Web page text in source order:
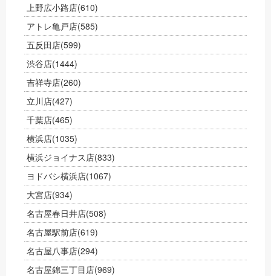
上野広小路店(610)
アトレ亀戸店(585)
五反田店(599)
渋谷店(1444)
吉祥寺店(260)
立川店(427)
千葉店(465)
横浜店(1035)
横浜ジョイナス店(833)
ヨドバシ横浜店(1067)
大宮店(934)
名古屋春日井店(508)
名古屋駅前店(619)
名古屋八事店(294)
名古屋錦三丁目店(969)